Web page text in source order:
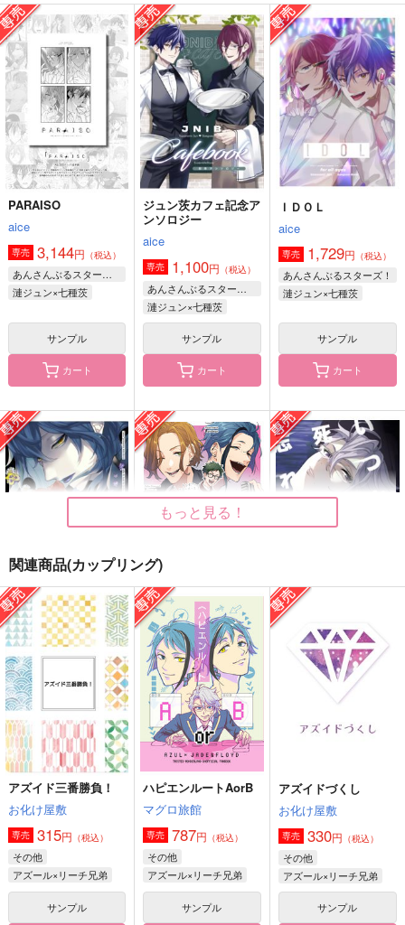
ＩＤＯＬ
aice
1,729円（税込）
漣ジュン×七種茨
サンプル
作品詳細
最高を、貴方に
お化け屋敷
330円（税込）
アズール×リーチ兄弟
サンプル
作品詳細
つづきは、また明日
わくわくショタラン
ド
1,415円（税込）
リーチ兄弟×アズール
サンプル
作品詳細
アズイド三番勝負！
お化け屋敷
315円（税込）
アズール×リーチ兄弟
作品詳細
めいたんていぬるにゃ
ん
游文堂
614円（税込）
リーチ兄弟×アズール
emotional changes
JAFA
787円（税込）
リーチ兄弟×アズール
ハグHUG
EOSTRE
787円
リーチ兄弟×アズール
サンプル
境界で嗤う
游文堂
614円
リーチ兄弟×アズール
サンプル
Vaultarium
EOSTRE
1,257
リーチ兄弟×アズール
サンプル
PARAISO
aice
専売 3,144円 （税込）
あんさんぶるスターズ！
漣ジュン×七種茨
サンプル
カート
ジュン茨カフェ記念ア
ンソロジー
aice
専売 1,100円 （税込）
あんさんぶるスターズ！
漣ジュン×七種茨
サンプル
カート
ＩＤＯＬ
aice
専売 1,729円 （税込）
あんさんぶるスターズ！
漣ジュン×七種茨
サンプル
カート
今日という日の花を摘
め
aice
専売 （税込）
その他
アズール・アーシェングロット
イデア・シュラウド
フロイド・リーチ
サンプル
カート
トレイ・クローバーと
付き合ってはいけない
４Ｂ
aice
専売 1,572円（税込）
その他 トレイ総受け
サンプル
いつか必ず死ぬことを
忘れるな
1,572円 （税込）
イデア・シュラウド
もっと見る！
関連商品(カップリング)
アズイド三番勝負！
お化け屋敷
専売 315円 （税込）
その他
アズール×リーチ兄弟
サンプル
ハピエンルートAorB
マグロ旅館
専売 787円 （税込）
その他
アズール×リーチ兄弟
サンプル
アズイドづくし
お化け屋敷
専売 330円 （税込）
その他
アズール×リーチ兄弟
サンプル